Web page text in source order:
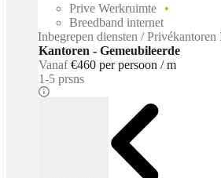
Prive Werkruimte
Breedband internet
Inbegrepen diensten /
Kantoren - Gemeubileerde
Vanaf €460 per persoon / m
1-5 prsns